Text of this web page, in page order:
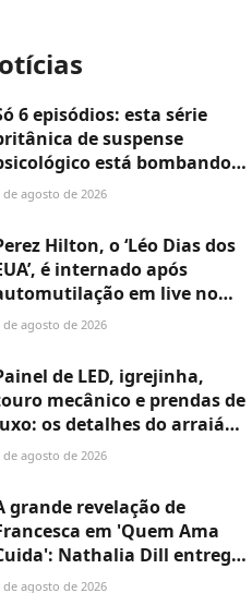
6 episódios: esta série
de suspense
está bombando
Netflix
de agosto de 2026
Hilton, o ‘Léo Dias dos
é internado após
em live no
blogueiro que fez
crise aos 48 anos
de agosto de 2026
de LED, igrejinha,
mecânico e prendas de
os detalhes do arraiá
de época de Neymar e
48 horas
de agosto de 2026
grande revelação de
em 'Quem Ama
Nathalia Dill entrega
da 'fantasma' e
de agosto de 2026